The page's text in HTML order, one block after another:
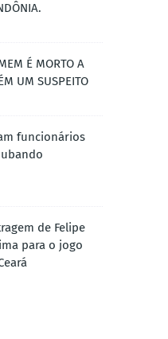
É MORTO A
UM SUSPEITO
funcionários
de Felipe
para o jogo